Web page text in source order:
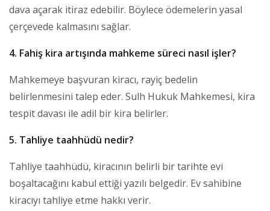
dava açarak itiraz edebilir. Böylece ödemelerin yasal
çerçevede kalmasını sağlar.
4. Fahiş kira artışında mahkeme süreci nasıl işler?
Mahkemeye başvuran kiracı, rayiç bedelin
belirlenmesini talep eder. Sulh Hukuk Mahkemesi, kira
tespit davası ile adil bir kira belirler.
5. Tahliye taahhüdü nedir?
Tahliye taahhüdü, kiracının belirli bir tarihte evi
boşaltacağını kabul ettiği yazılı belgedir. Ev sahibine
kiracıyı tahliye etme hakkı verir.